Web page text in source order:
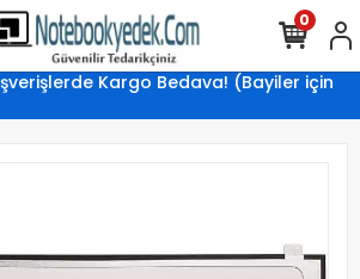
Kargo Bedava! (Bayiler için
0